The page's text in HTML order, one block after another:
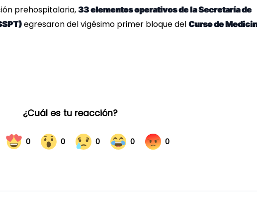
prehospitalaria, 33 elementos operativos de la Secretaría de
egresaron del vigésimo primer bloque del Curso de